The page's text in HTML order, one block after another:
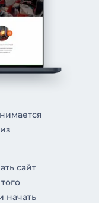
сайт
начать